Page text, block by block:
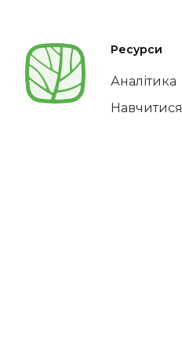
Ресурси
Аналітика
Навчитися